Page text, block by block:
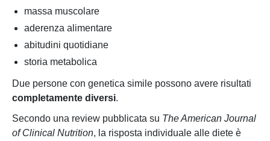
massa muscolare
aderenza alimentare
abitudini quotidiane
storia metabolica
Due persone con genetica simile possono avere risultati
completamente diversi.
Secondo una review pubblicata su The American Journal
of Clinical Nutrition, la risposta individuale alle diete è